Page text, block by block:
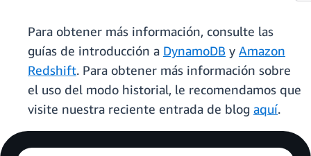
Para obtener más información, consulte las
guías de introducción a DynamoDB y Amazon
Redshift. Para obtener más información sobre
el uso del modo historial, le recomendamos que
visite nuestra reciente entrada de blog aquí.